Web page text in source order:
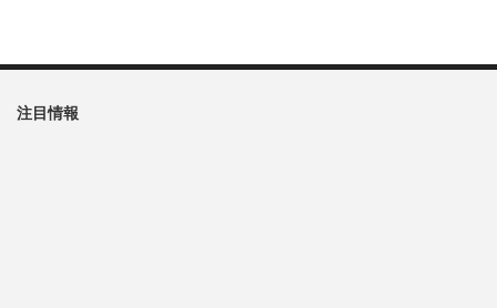
注目情報